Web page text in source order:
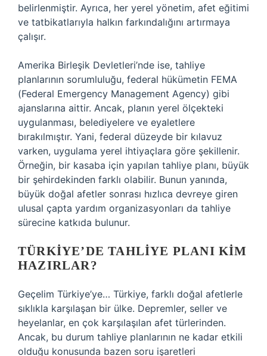
belirlenmiştir. Ayrıca, her yerel yönetim, afet eğitimi
ve tatbikatlarıyla halkın farkındalığını artırmaya
çalışır.
Amerika Birleşik Devletleri’nde ise, tahliye
planlarının sorumluluğu, federal hükümetin FEMA
(Federal Emergency Management Agency) gibi
ajanslarına aittir. Ancak, planın yerel ölçekteki
uygulanması, belediyelere ve eyaletlere
bırakılmıştır. Yani, federal düzeyde bir kılavuz
varken, uygulama yerel ihtiyaçlara göre şekillenir.
Örneğin, bir kasaba için yapılan tahliye planı, büyük
bir şehirdekinden farklı olabilir. Bunun yanında,
büyük doğal afetler sonrası hızlıca devreye giren
ulusal çapta yardım organizasyonları da tahliye
sürecine katkıda bulunur.
TÜRKIYE’DE TAHLIYE PLANI KIM
HAZIRLAR?
Geçelim Türkiye’ye… Türkiye, farklı doğal afetlerle
sıklıkla karşılaşan bir ülke. Depremler, seller ve
heyelanlar, en çok karşılaşılan afet türlerinden.
Ancak, bu durum tahliye planlarının ne kadar etkili
olduğu konusunda bazen soru işaretleri